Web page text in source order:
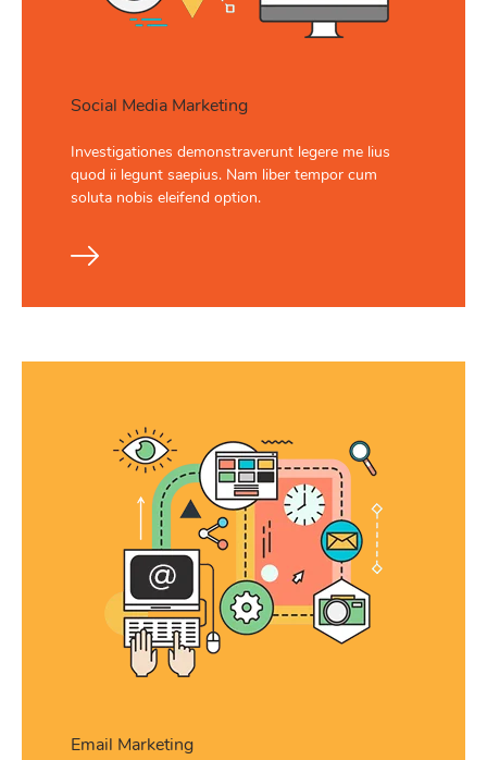
Social Media Marketing
Investigationes demonstraverunt legere me lius
quod ii legunt saepius. Nam liber tempor cum
soluta nobis eleifend option.
Email Marketing